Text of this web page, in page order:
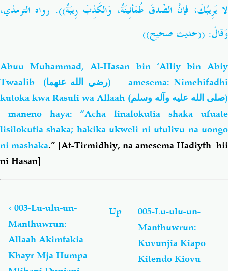
لا يَرِيبُكَ؛ فإنَّ الصِّدقَ طُمَأنِينَةٌ، وَالكَذِبَ رِيبَةٌ)). رواه الترمذي،
وَقالَ: ((حديث صحيح))
Abuu Muhammad, Al-Hasan bin ‘Alliy bin Abiy
Twaalib
(رضي الله عنهما )
amesema: Nimehifadhi
kutoka kwa Rasuli wa Allaah (صلى الله عليه وآله وسلم)
maneno haya: “Acha linalokutia shaka ufuate
lisilokutia shaka; hakika ukweli ni utulivu na uongo
ni mashaka.” [At-Tirmidhiy, na amesema Hadiyth hii
ni Hasan]
links
for
Lu-
ulu-
un-
Manthuwrun
‹ 003-Lu-ulu-un-
Manthuwrun:
Allaah Akimtakia
Khayr Mja Humpa
Up
005-Lu-ulu-un-
Manthuwrun:
Kuvunjia Kiapo
Kitendo Kiovu